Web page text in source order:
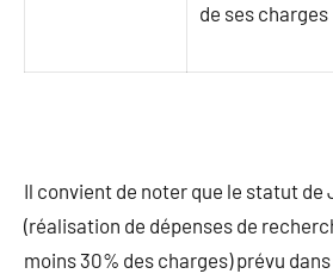
de ses charges
Il convient de noter que le statut de
(réalisation de dépenses de
moins 30% des charges) prévu